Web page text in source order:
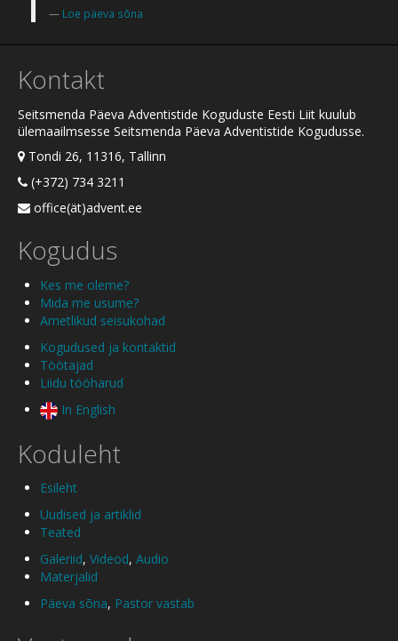
Loe päeva sõna
Kontakt
Seitsmenda Päeva Adventistide Koguduste Eesti Liit kuulub
ülemaailmsesse Seitsmenda Päeva Adventistide Kogudusse.
Tondi 26, 11316, Tallinn
(+372) 734 3211
office(ät)advent.ee
Kogudus
Kes me oleme?
Mida me usume?
Ametlikud seisukohad
Kogudused ja kontaktid
Töötajad
Liidu tööharud
In English
Koduleht
Esileht
Uudised ja artiklid
Teated
Galeriid, Videod, Audio
Materjalid
Päeva sõna, Pastor vastab